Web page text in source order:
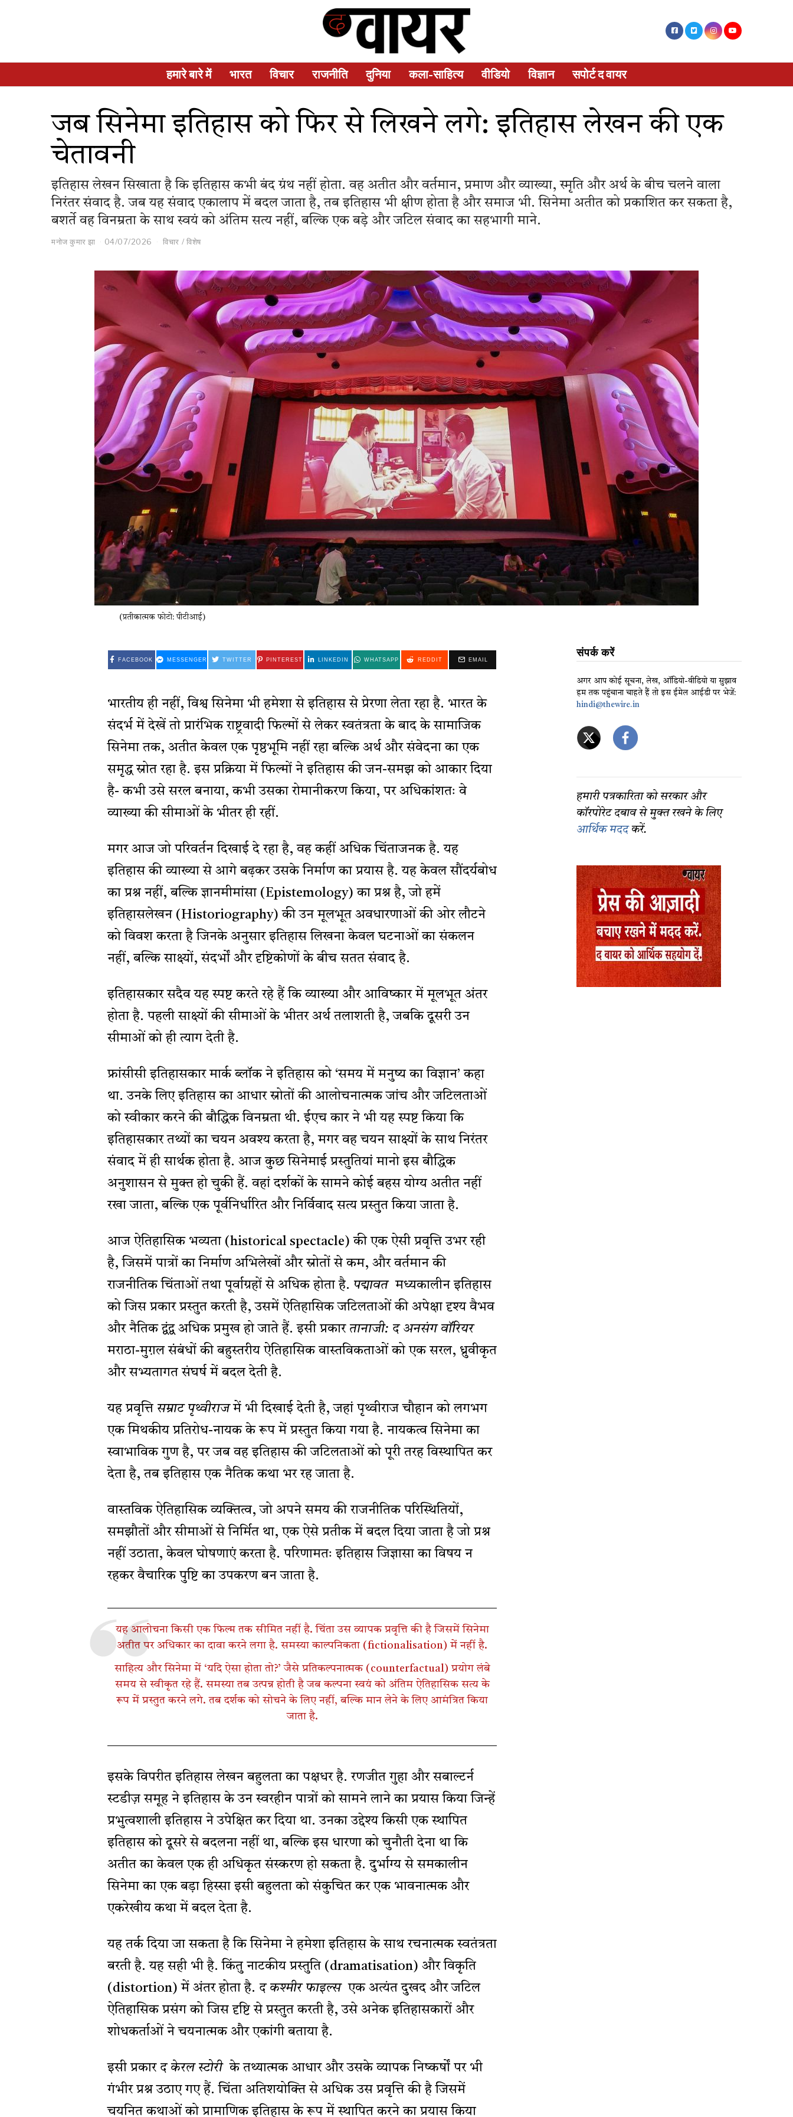
हमारे बारे में भारत विचार राजनीति दुनिया कला-साहित्य वीडियो विज्ञान सपोर्ट द वायर
जब सिनेमा इतिहास को फिर से लिखने लगे: इतिहास लेखन की एक
चेतावनी
इतिहास लेखन सिखाता है कि इतिहास कभी बंद ग्रंथ नहीं होता. वह अतीत और वर्तमान, प्रमाण और व्याख्या, स्मृति और अर्थ के बीच चलने वाला
निरंतर संवाद है. जब यह संवाद एकालाप में बदल जाता है, तब इतिहास भी क्षीण होता है और समाज भी. सिनेमा अतीत को प्रकाशित कर सकता है,
बशर्ते वह विनम्रता के साथ स्वयं को अंतिम सत्य नहीं, बल्कि एक बड़े और जटिल संवाद का सहभागी माने.
मनोज कुमार झा 04/07/2026 विचार / विशेष
(प्रतीकात्मक फोटो: पीटीआई)
FACEBOOK MESSENGER TWITTER PINTEREST LINKEDIN WHATSAPP REDDIT EMAIL
भारतीय ही नहीं, विश्व सिनेमा भी हमेशा से इतिहास से प्रेरणा लेता रहा है. भारत के
संदर्भ में देखें तो प्रारंभिक राष्ट्रवादी फिल्मों से लेकर स्वतंत्रता के बाद के सामाजिक
सिनेमा तक, अतीत केवल एक पृष्ठभूमि नहीं रहा बल्कि अर्थ और संवेदना का एक
समृद्ध स्रोत रहा है. इस प्रक्रिया में फिल्मों ने इतिहास की जन-समझ को आकार दिया
है- कभी उसे सरल बनाया, कभी उसका रोमानीकरण किया, पर अधिकांशतः वे
व्याख्या की सीमाओं के भीतर ही रहीं.
मगर आज जो परिवर्तन दिखाई दे रहा है, वह कहीं अधिक चिंताजनक है. यह
इतिहास की व्याख्या से आगे बढ़कर उसके निर्माण का प्रयास है. यह केवल सौंदर्यबोध
का प्रश्न नहीं, बल्कि ज्ञानमीमांसा (Epistemology) का प्रश्न है, जो हमें
इतिहासलेखन (Historiography) की उन मूलभूत अवधारणाओं की ओर लौटने
को विवश करता है जिनके अनुसार इतिहास लिखना केवल घटनाओं का संकलन
नहीं, बल्कि साक्ष्यों, संदर्भों और दृष्टिकोणों के बीच सतत संवाद है.
इतिहासकार सदैव यह स्पष्ट करते रहे हैं कि व्याख्या और आविष्कार में मूलभूत अंतर
होता है. पहली साक्ष्यों की सीमाओं के भीतर अर्थ तलाशती है, जबकि दूसरी उन
सीमाओं को ही त्याग देती है.
फ्रांसीसी इतिहासकार मार्क ब्लॉक ने इतिहास को ‘समय में मनुष्य का विज्ञान’ कहा
था. उनके लिए इतिहास का आधार स्रोतों की आलोचनात्मक जांच और जटिलताओं
को स्वीकार करने की बौद्धिक विनम्रता थी. ईएच कार ने भी यह स्पष्ट किया कि
इतिहासकार तथ्यों का चयन अवश्य करता है, मगर वह चयन साक्ष्यों के साथ निरंतर
संवाद में ही सार्थक होता है. आज कुछ सिनेमाई प्रस्तुतियां मानो इस बौद्धिक
अनुशासन से मुक्त हो चुकी हैं. वहां दर्शकों के सामने कोई बहस योग्य अतीत नहीं
रखा जाता, बल्कि एक पूर्वनिर्धारित और निर्विवाद सत्य प्रस्तुत किया जाता है.
आज ऐतिहासिक भव्यता (historical spectacle) की एक ऐसी प्रवृत्ति उभर रही
है, जिसमें पात्रों का निर्माण अभिलेखों और स्रोतों से कम, और वर्तमान की
राजनीतिक चिंताओं तथा पूर्वाग्रहों से अधिक होता है. पद्मावत मध्यकालीन इतिहास
को जिस प्रकार प्रस्तुत करती है, उसमें ऐतिहासिक जटिलताओं की अपेक्षा दृश्य वैभव
और नैतिक द्वंद्व अधिक प्रमुख हो जाते हैं. इसी प्रकार तानाजी: द अनसंग वॉरियर
मराठा-मुग़ल संबंधों की बहुस्तरीय ऐतिहासिक वास्तविकताओं को एक सरल, ध्रुवीकृत
और सभ्यतागत संघर्ष में बदल देती है.
यह प्रवृत्ति सम्राट पृथ्वीराजमें भी दिखाई देती है, जहां पृथ्वीराज चौहान को लगभग
एक मिथकीय प्रतिरोध-नायक के रूप में प्रस्तुत किया गया है. नायकत्व सिनेमा का
स्वाभाविक गुण है, पर जब वह इतिहास की जटिलताओं को पूरी तरह विस्थापित कर
देता है, तब इतिहास एक नैतिक कथा भर रह जाता है.
वास्तविक ऐतिहासिक व्यक्तित्व, जो अपने समय की राजनीतिक परिस्थितियों,
समझौतों और सीमाओं से निर्मित था, एक ऐसे प्रतीक में बदल दिया जाता है जो प्रश्न
नहीं उठाता, केवल घोषणाएं करता है. परिणामतः इतिहास जिज्ञासा का विषय न
रहकर वैचारिक पुष्टि का उपकरण बन जाता है.
यह आलोचना किसी एक फिल्म तक सीमित नहीं है. चिंता उस व्यापक प्रवृत्ति की है जिसमें सिनेमा
अतीत पर अधिकार का दावा करने लगा है. समस्या काल्पनिकता (fictionalisation) में नहीं है.
साहित्य और सिनेमा में ‘यदि ऐसा होता तो?’ जैसे प्रतिकल्पनात्मक (counterfactual) प्रयोग लंबे
समय से स्वीकृत रहे हैं. समस्या तब उत्पन्न होती है जब कल्पना स्वयं को अंतिम ऐतिहासिक सत्य के
रूप में प्रस्तुत करने लगे. तब दर्शक को सोचने के लिए नहीं, बल्कि मान लेने के लिए आमंत्रित किया
जाता है.
इसके विपरीत इतिहास लेखन बहुलता का पक्षधर है. रणजीत गुहा और सबाल्टर्न
स्टडीज़ समूह ने इतिहास के उन स्वरहीन पात्रों को सामने लाने का प्रयास किया जिन्हें
प्रभुत्वशाली इतिहास ने उपेक्षित कर दिया था. उनका उद्देश्य किसी एक स्थापित
इतिहास को दूसरे से बदलना नहीं था, बल्कि इस धारणा को चुनौती देना था कि
अतीत का केवल एक ही अधिकृत संस्करण हो सकता है. दुर्भाग्य से समकालीन
सिनेमा का एक बड़ा हिस्सा इसी बहुलता को संकुचित कर एक भावनात्मक और
एकरेखीय कथा में बदल देता है.
यह तर्क दिया जा सकता है कि सिनेमा ने हमेशा इतिहास के साथ रचनात्मक स्वतंत्रता
बरती है. यह सही भी है. किंतु नाटकीय प्रस्तुति (dramatisation) और विकृति
(distortion) में अंतर होता है. द कश्मीर फाइल्सएक अत्यंत दुखद और जटिल
ऐतिहासिक प्रसंग को जिस दृष्टि से प्रस्तुत करती है, उसे अनेक इतिहासकारों और
शोधकर्ताओं ने चयनात्मक और एकांगी बताया है.
इसी प्रकार द केरल स्टोरीके तथ्यात्मक आधार और उसके व्यापक निष्कर्षों पर भी
गंभीर प्रश्न उठाए गए हैं. चिंता अतिशयोक्ति से अधिक उस प्रवृत्ति की है जिसमें
चयनित कथाओं को प्रामाणिक इतिहास के रूप में स्थापित करने का प्रयास किया
संपर्क करें
अगर आप कोई सूचना, लेख, ऑडियो-वीडियो या सुझाव
हम तक पहुंचाना चाहते हैं तो इस ईमेल आईडी पर भेजें:
hindi@thewire.in
हमारी पत्रकारिता को सरकार और
कॉरपोरेट दबाव से मुक्त रखने के लिए
आर्थिक मददकरें.